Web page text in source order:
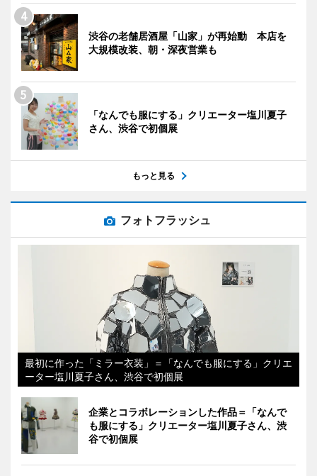
渋谷の老舗居酒屋「山家」が再始動 本店を
大規模改装、朝・深夜営業も
「なんでも服にする」クリエーター塩川夏子
さん、渋谷で初個展
もっと見る
フォトフラッシュ
最初に作った「ミラー衣装」＝「なんでも服にする」クリエ
ーター塩川夏子さん、渋谷で初個展
企業とコラボレーションした作品＝「なんで
も服にする」クリエーター塩川夏子さん、渋
谷で初個展